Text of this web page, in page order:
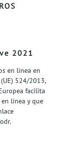
2021
en línea en
524/2013,
facilita
línea y que
.